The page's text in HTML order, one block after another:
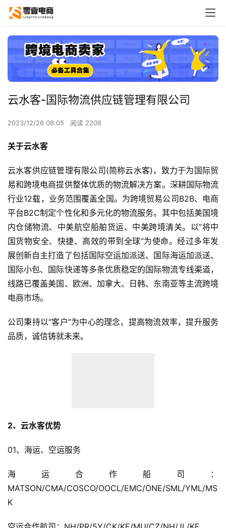
云水客-国际物流供应链管理有限公司
2023/12/26 08:05 阅读 2206
关于云水客
云水客供应链管理有限公司(简称云水客)，致力于为国际贸
易和跨境电商提供整体优质的物流解决方案。深耕国际物流
行业12载，业务范围覆盖全国。为跨境贸易公司B2B、电商
平台B2C制定个性化和多元化的物流服务。其中包括美国境
内仓储物流、中美航空船舶货运、中美跨境清关。以”将中
国货物安全、快捷、高效的带到全球”为使命。经过多年发
展创新自主打造了包括国际空运加派送、国际海运加派送、
国际小包、国际快递等多条优质稳定的国际物流专线渠道，
线路已覆盖美国、欧洲、加拿大、日韩、东南亚等主流跨境
电商市场。
公司秉持以“客户”为中心的理念，提高物流效率，提升服务
品质，诚信铸就未来。
2、云水客优势
01、海运、空运服务
海运合作船司：
MATSON/CMA/COSCO/OOCL/EMC/ONE/SML/YML/MS
K